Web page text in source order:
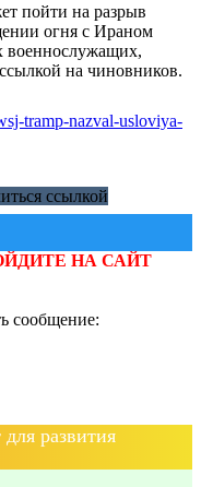
пойти на разрыв
огня с Ираном
военнослужащих,
на чиновников.
tramp-nazval-usloviya-
ссылкой
НА САЙТ
сообщение:
развития